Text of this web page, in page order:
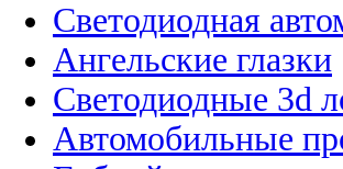
Светодиодная
Ангельские глазки
Светодиодные 3d
Автомобильные